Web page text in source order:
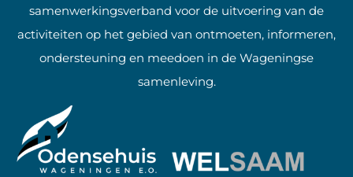
samenwerkingsverband voor de uitvoering van de
activiteiten op het gebied van ontmoeten, informeren,
ondersteuning en meedoen in de Wageningse
samenleving.